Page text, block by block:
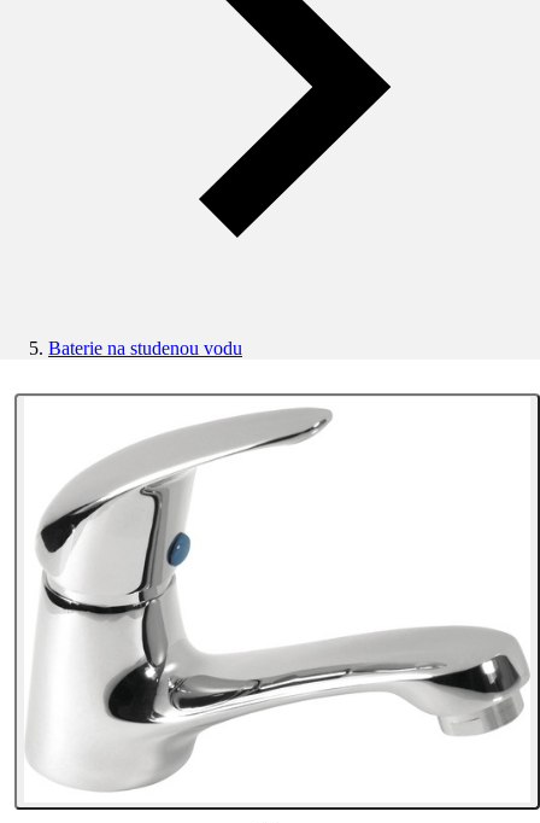
Baterie na studenou vodu